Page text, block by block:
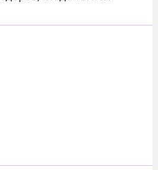
хочется, у тебя есть. 9
со дня рождения